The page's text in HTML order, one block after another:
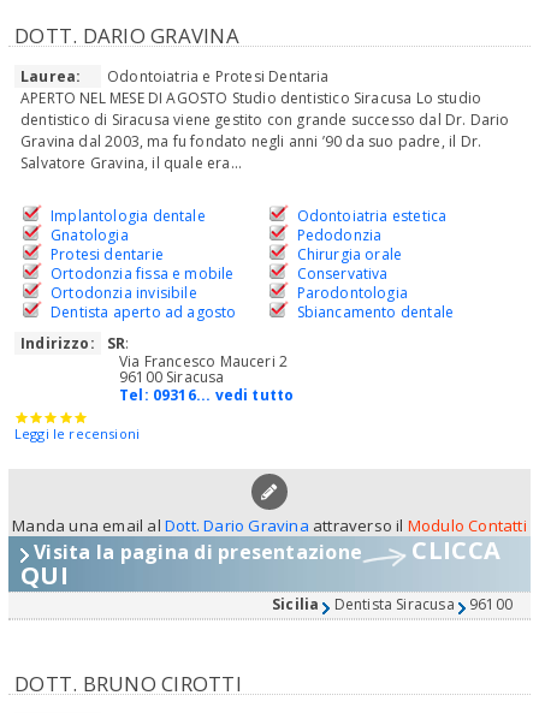
DOTT. DARIO GRAVINA
Laurea:
Odontoiatria e Protesi Dentaria
APERTO NEL MESE DI AGOSTO Studio dentistico Siracusa Lo studio
dentistico di Siracusa viene gestito con grande successo dal Dr. Dario
Gravina dal 2003, ma fu fondato negli anni ’90 da suo padre, il Dr.
Salvatore Gravina, il quale era...
Implantologia dentale
Gnatologia
Protesi dentarie
Ortodonzia fissa e mobile
Ortodonzia invisibile
Dentista aperto ad agosto
Odontoiatria estetica
Pedodonzia
Chirurgia orale
Conservativa
Parodontologia
Sbiancamento dentale
Indirizzo:
SR:
Via Francesco Mauceri 2
96100 Siracusa
Tel: 09316... vedi tutto
Leggi le recensioni
Manda una email alDott. Dario Gravina attraverso il Modulo Contatti
Visita la pagina di presentazione CLICCA
QUI
Sicilia Dentista Siracusa 96100
DOTT. BRUNO CIROTTI